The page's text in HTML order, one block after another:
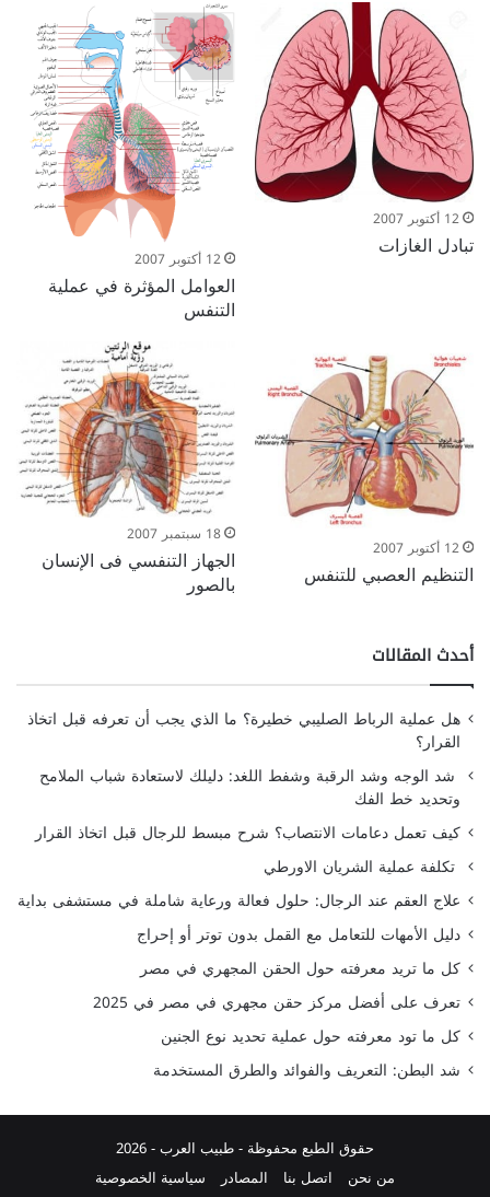
12 أكتوبر 2007
تبادل الغازات 12 أكتوبر 2007
العوامل المؤثرة في عملية
التنفس
12 أكتوبر 2007
التنظيم العصبي للتنفس
18 سبتمبر 2007
الجهاز التنفسي فى الإنسان
بالصور
أحدث المقالات
هل عملية الرباط الصليبي خطيرة؟ ما الذي يجب أن تعرفه قبل اتخاذ
القرار؟
شد الوجه وشد الرقبة وشفط اللغد: دليلك لاستعادة شباب الملامح
وتحديد خط الفك
كيف تعمل دعامات الانتصاب؟ شرح مبسط للرجال قبل اتخاذ القرار
تكلفة عملية الشريان الاورطي
علاج العقم عند الرجال: حلول فعالة ورعاية شاملة في مستشفى بداية
دليل الأمهات للتعامل مع القمل بدون توتر أو إحراج
كل ما تريد معرفته حول الحقن المجهري في مصر
تعرف على أفضل مركز حقن مجهري في مصر في 2025
كل ما تود معرفته حول عملية تحديد نوع الجنين
شد البطن: التعريف والفوائد والطرق المستخدمة
حقوق الطبع محفوظة -طبيب العرب- 2026
من نحن
اتصل بنا المصادر سياسية الخصوصية